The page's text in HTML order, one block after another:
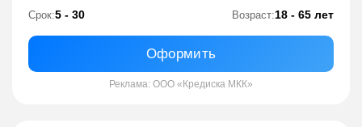
Срок:5 - 30 Возраст:18 - 65 лет
Оформить
Реклама: ООО «Кредиска МКК»